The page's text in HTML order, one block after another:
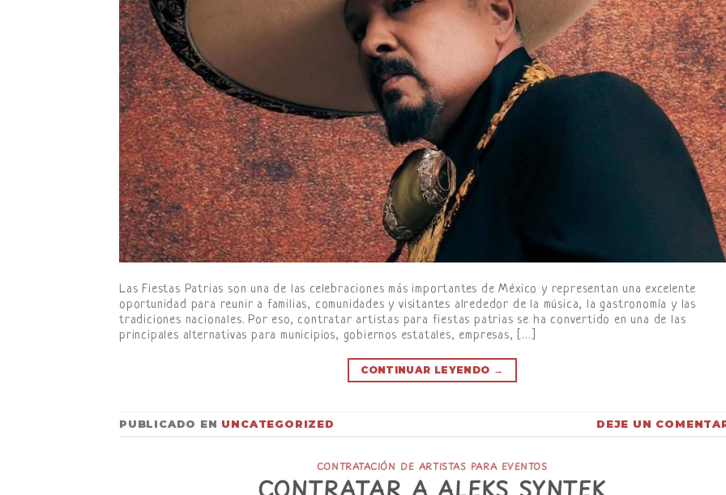
Las Fiestas Patrias son una de las celebraciones más importantes de México y representan una excelente
oportunidad para reunir a familias, comunidades y visitantes alrededor de la música, la gastronomía y las
tradiciones nacionales. Por eso, contratar artistas para fiestas patrias se ha convertido en una de las
principales alternativas para municipios, gobiernos estatales, empresas, […]
CONTINUAR LEYENDO →
PUBLICADO EN UNCATEGORIZED DEJE UN
CONTRATACIÓN DE ARTISTAS PARA EVENTOS